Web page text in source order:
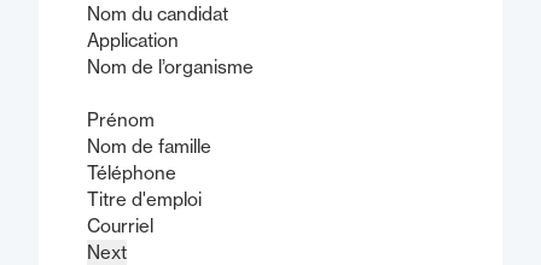
Nom du candidat
Application
Nom de l’organisme
Prénom
Nom de famille
Téléphone
Titre d'emploi
Courriel
Next